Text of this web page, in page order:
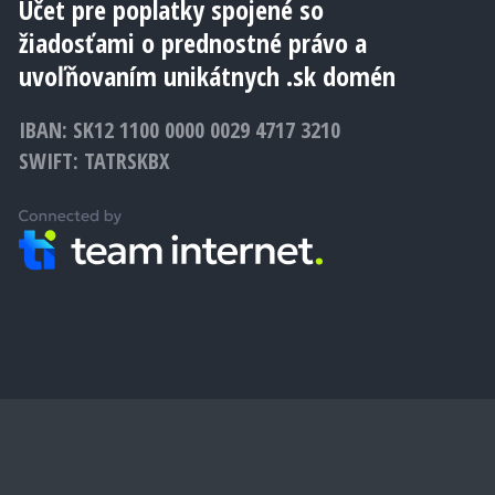
Účet pre poplatky spojené so
žiadosťami o prednostné právo a
uvoľňovaním unikátnych .sk domén
IBAN: SK12 1100 0000 0029 4717 3210
SWIFT: TATRSKBX